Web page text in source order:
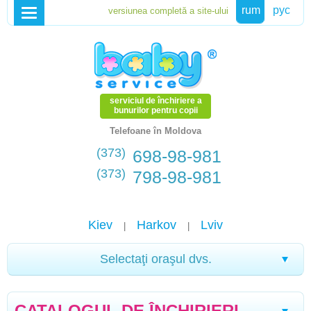
рус
rum
serviciul de închiriere a
bunurilor pentru copii
Telefoane în Moldova
(373) 698-98-981
(373) 798-98-981
Kiev Harkov Lviv
Selectaţi oraşul dvs.